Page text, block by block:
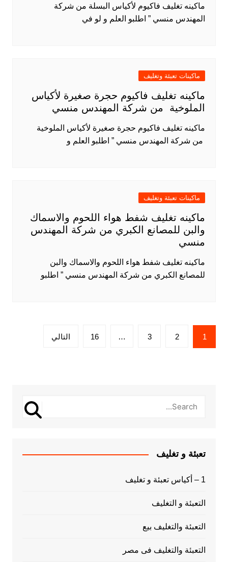
ماكينه تغليف فاكيوم لأكياس البسلة من شركة
المهندس منسي ” اطلبو العلم و لو في
ماكينات تعبئة وتغليف
ماكينه تغليف فاكيوم حجرة صغيرة لأكياس
الملوخية من شركة المهندس منسي
ماكينه تغليف فاكيوم حجرة صغيرة لأكياس الملوخية
من شركة المهندس منسي ” اطلبو العلم و
ماكينات تعبئة وتغليف
ماكينه تغليف شفط هواء اللحوم والاسماك
والبن للمصانع الكبري من شركة المهندس
منسي
ماكينه تغليف شفط هواء اللحوم والاسماك والبن
للمصانع الكبري من شركة المهندس منسي ” اطلبو
Posts
pagination
1
2
3
…
16 التالي
تعبئة و تغليف
1 – أكياس تعبئة و تغليف
التعبئة و التغليف
التعبئة والتغليف بيع
التعبئة والتغليف فى مصر